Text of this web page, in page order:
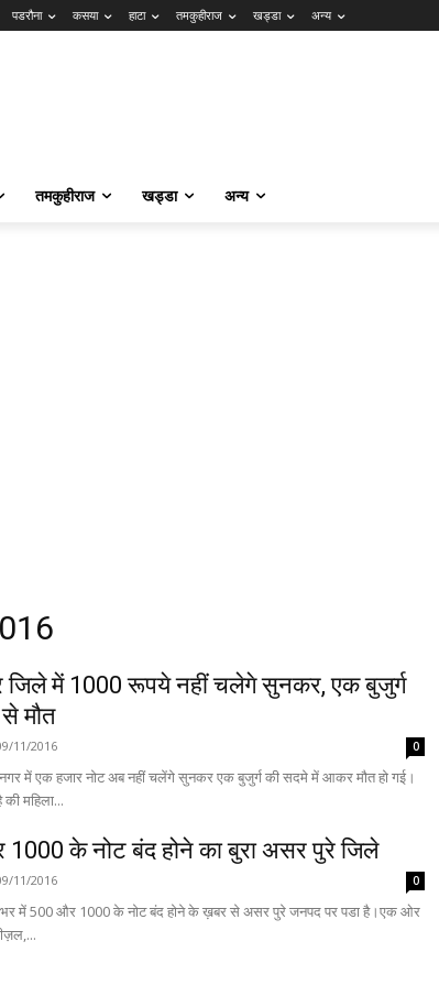
पडरौना कसया हाटा तमकुहीराज खड्डा अन्य
तमकुहीराज खड्डा अन्य
जिले में 1000 रूपये नहीं चलेगे सुनकर, एक बुजुर्ग
मौत
11/2016 0
में एक हजार नोट अब नहीं चलेंगे सुनकर एक बुजुर्ग की सदमे में आकर मौत हो गई।
की महिला...
1000 के नोट बंद होने का बुरा असर पुरे जिले
11/2016 0
में 500 और 1000 के नोट बंद होने के ख़बर से असर पुरे जनपद पर पडा है।एक ओर